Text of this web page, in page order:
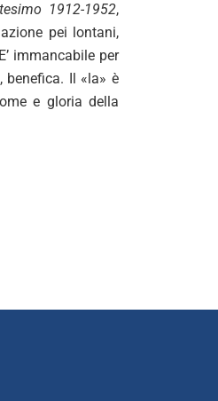
1912-1952,
pei lontani,
immancabile per
benefica. Il «la» è
e gloria della